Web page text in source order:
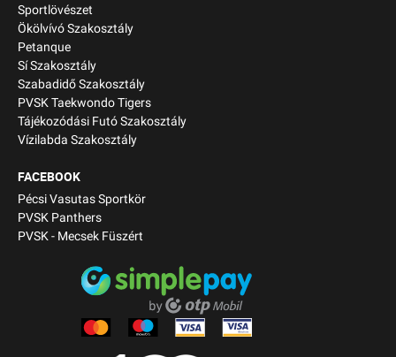
Sportlövészet
Ökölvívó Szakosztály
Petanque
Sí Szakosztály
Szabadidő Szakosztály
PVSK Taekwondo Tigers
Tájékozódási Futó Szakosztály
Vízilabda Szakosztály
FACEBOOK
Pécsi Vasutas Sportkör
PVSK Panthers
PVSK - Mecsek Füszért